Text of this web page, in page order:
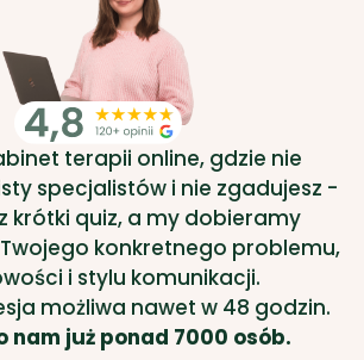
terapii online, gdzie nie
specjalistów i nie zgadujesz -
krótki quiz, a my dobieramy
konkretnego problemu,
i stylu komunikacji.
możliwa nawet w 48 godzin.
nam już ponad 7000 osób.
ONLINE →